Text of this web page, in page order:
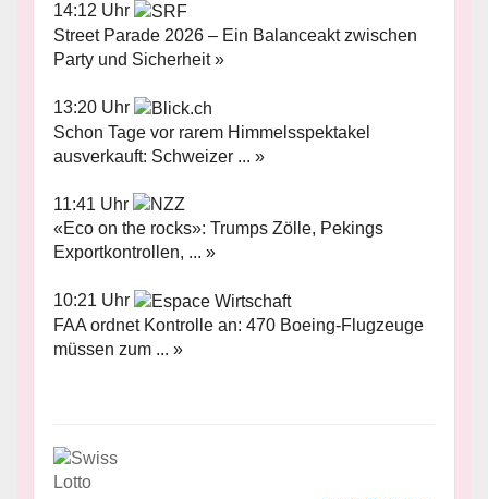
14:12 Uhr
Street Parade 2026 – Ein Balanceakt zwischen
Party und Sicherheit »
13:20 Uhr
Schon Tage vor rarem Himmelsspektakel
ausverkauft: Schweizer ... »
11:41 Uhr
«Eco on the rocks»: Trumps Zölle, Pekings
Exportkontrollen, ... »
10:21 Uhr
FAA ordnet Kontrolle an: 470 Boeing-Flugzeuge
müssen zum ... »